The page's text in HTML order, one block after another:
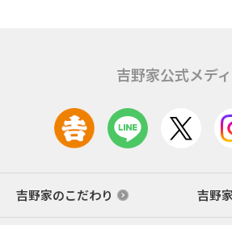
吉野家公式メデ
吉野家のこだわり 吉野